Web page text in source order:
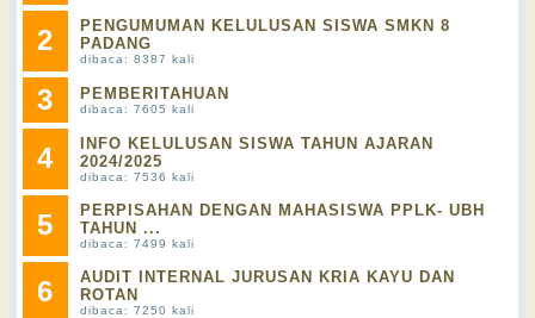
2
PENGUMUMAN KELULUSAN SISWA SMKN 8
PADANG
dibaca: 8387 kali
3 PEMBERITAHUAN
dibaca: 7605 kali
4
INFO KELULUSAN SISWA TAHUN AJARAN
2024/2025
dibaca: 7536 kali
5
PERPISAHAN DENGAN MAHASISWA PPLK- UBH
TAHUN ...
dibaca: 7499 kali
6
AUDIT INTERNAL JURUSAN KRIA KAYU DAN
ROTAN
dibaca: 7250 kali